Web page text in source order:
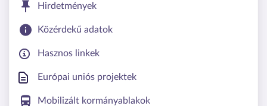
Hirdetmények
Közérdekű adatok
Hasznos linkek
Európai uniós projektek
Mobilizált kormányablakok